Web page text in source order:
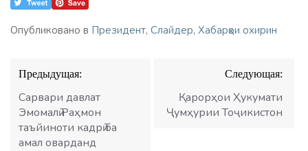
Опубликовано в Президент, Слайдер, Хабарҳои охирин
Навигация
по
записям
Предыдущая:
Сарвари давлат
Эмомалӣ Раҳмон
таъйиноти кадрӣ ба
амал оварданд
Следующая:
Қарорҳои Ҳукумати
Ҷумҳурии Тоҷикистон